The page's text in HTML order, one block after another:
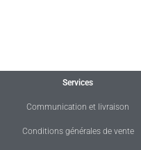
Services
Communication et livraison
Conditions générales de vente